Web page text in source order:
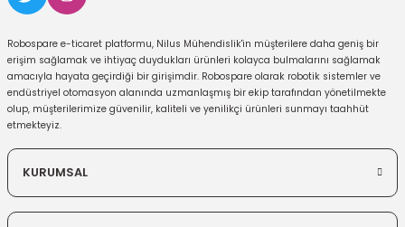
Robospare e-ticaret platformu, Nilus Mühendislik'in müşterilere daha geniş bir
erişim sağlamak ve ihtiyaç duydukları ürünleri kolayca bulmalarını sağlamak
amacıyla hayata geçirdiği bir girişimdir. Robospare olarak robotik sistemler ve
endüstriyel otomasyon alanında uzmanlaşmış bir ekip tarafından yönetilmekte
olup, müşterilerimize güvenilir, kaliteli ve yenilikçi ürünleri sunmayı taahhüt
etmekteyiz.
KURUMSAL